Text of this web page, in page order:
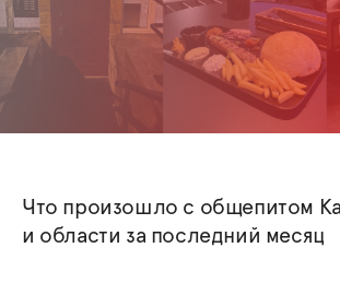
Что произошло с общепитом
и области за последний месяц